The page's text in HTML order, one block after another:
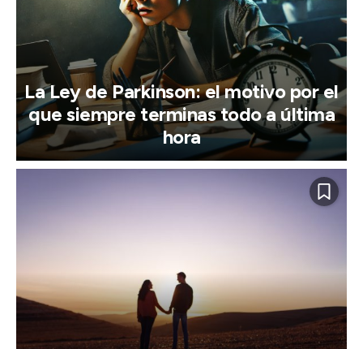
La Ley de Parkinson: el motivo por el
que siempre terminas todo a última
hora